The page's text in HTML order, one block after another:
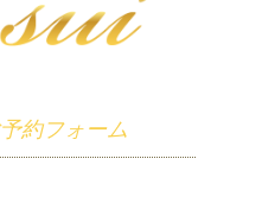
約フォーム